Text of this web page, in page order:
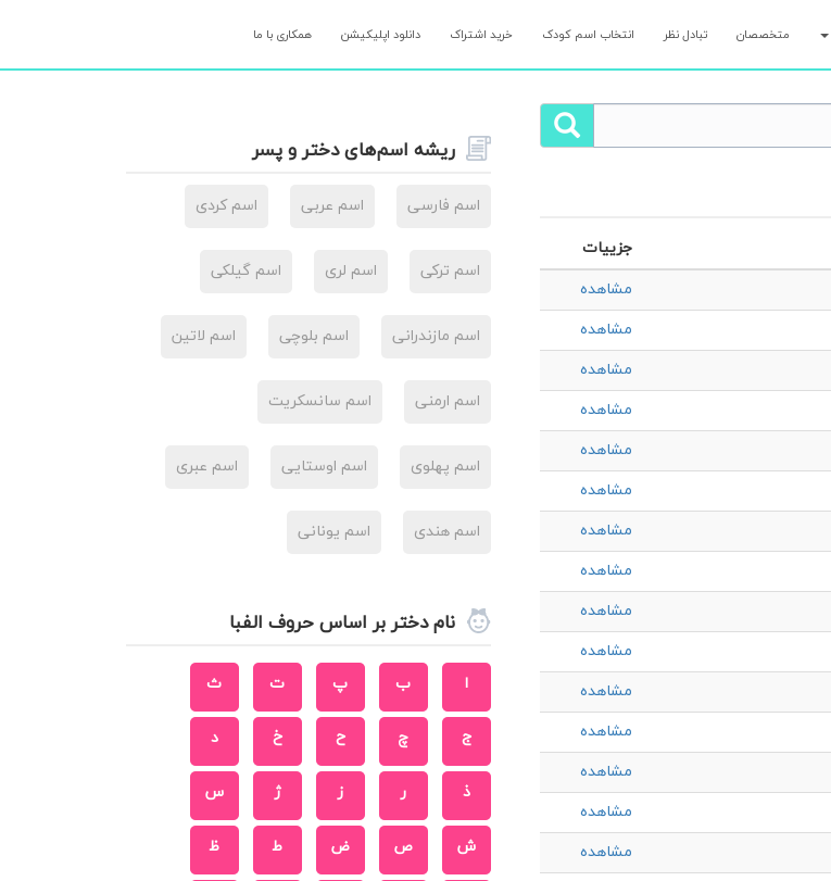
متخصصان تبادل نظر انتخاب اسم کودک خرید اشتراک دانلود اپلیکیشن همکاری با ما
جزییات
مشاهده
مشاهده
مشاهده
مشاهده
مشاهده
مشاهده
مشاهده
مشاهده
مشاهده
مشاهده
مشاهده
مشاهده
مشاهده
مشاهده
مشاهده
ریشه اسم‌های دختر و پسر
اسم فارسی اسم عربی اسم کردی
اسم ترکی اسم لری اسم گیلکی
اسم مازندرانی اسم بلوچی اسم لاتین
اسم ارمنی اسم سانسکریت
اسم پهلوی اسم اوستایی اسم عبری
اسم هندی اسم یونانی
نام دختر بر اساس حروف الفبا
ا ب پ ت ث
ج چ ح خ د
ذ ر ز ژ س
ش ص ض ط ظ